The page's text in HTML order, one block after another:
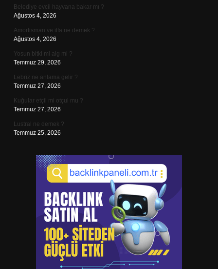
Belediye evcil hayvana bakar mı ?
Ağustos 4, 2026
Amortisman ve itfa ne demek ?
Ağustos 4, 2026
Yosun bitki mi alg mi ?
Temmuz 29, 2026
Lebriz ne anlama gelir ?
Temmuz 27, 2026
Kuğular etçil mi otçul mu ?
Temmuz 27, 2026
Lustral ne demek ?
Temmuz 25, 2026